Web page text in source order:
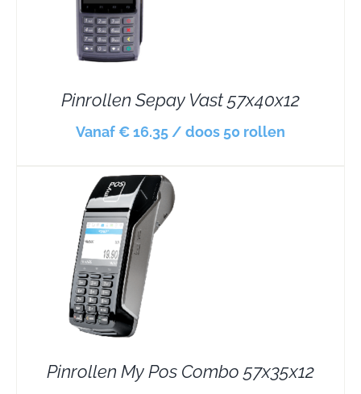
Pinrollen Sepay Vast 57x40x12
Vanaf € 16.35 / doos 50 rollen
Pinrollen My Pos Combo 57x35x12